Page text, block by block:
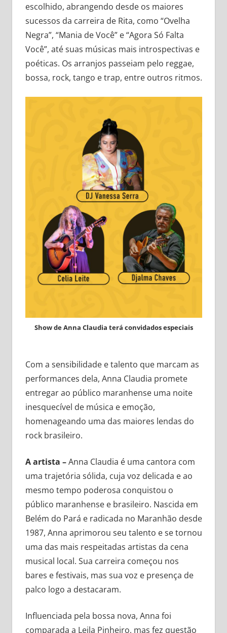
escolhido, abrangendo desde os maiores
sucessos da carreira de Rita, como “Ovelha
Negra”, “Mania de Você” e “Agora Só Falta
Você”, até suas músicas mais introspectivas e
poéticas. Os arranjos passeiam pelo reggae,
bossa, rock, tango e trap, entre outros ritmos.
Show de Anna Claudia terá convidados especiais
Com a sensibilidade e talento que marcam as
performances dela, Anna Claudia promete
entregar ao público maranhense uma noite
inesquecível de música e emoção,
homenageando uma das maiores lendas do
rock brasileiro.
A artista –Anna Claudia é uma cantora com
uma trajetória sólida, cuja voz delicada e ao
mesmo tempo poderosa conquistou o
público maranhense e brasileiro. Nascida em
Belém do Pará e radicada no Maranhão desde
1987, Anna aprimorou seu talento e se tornou
uma das mais respeitadas artistas da cena
musical local. Sua carreira começou nos
bares e festivais, mas sua voz e presença de
palco logo a destacaram.
Influenciada pela bossa nova, Anna foi
comparada a Leila Pinheiro, mas fez questão